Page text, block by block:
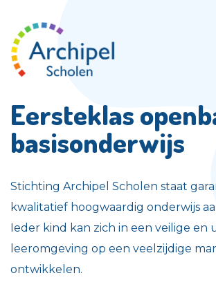
Eersteklas
basisonderwijs
Stichting Archipel Scholen staat
kwalitatief hoogwaardig onderwijs
Ieder kind kan zich in een veilige en
leeromgeving op een veelzijdige
ontwikkelen.